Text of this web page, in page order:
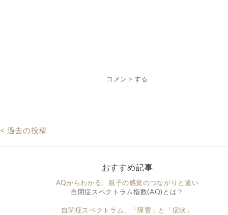
コメントする
< 過去の投稿
おすすめ記事
AQからわかる、親子の感覚のつながりと違い
自閉症スペクトラム指数(AQ)とは？
自閉症スペクトラム、「障害」と「症状」